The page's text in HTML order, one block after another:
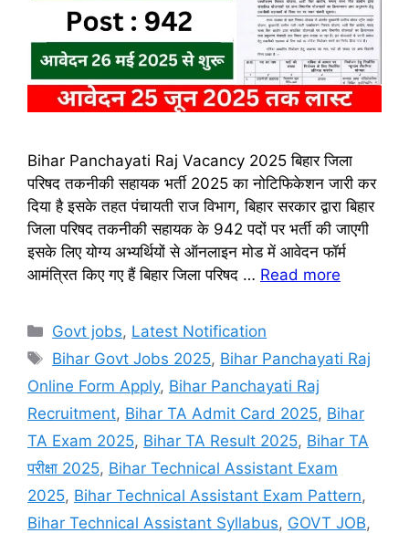
Bihar Panchayati Raj Vacancy 2025 बिहार जिला
परिषद तकनीकी सहायक भर्ती 2025 का नोटिफिकेशन जारी कर
दिया है इसके तहत पंचायती राज विभाग, बिहार सरकार द्वारा बिहार
जिला परिषद तकनीकी सहायक के 942 पदों पर भर्ती की जाएगी
इसके लिए योग्य अभ्यर्थियों से ऑनलाइन मोड में आवेदन फॉर्म
आमंत्रित किए गए हैं बिहार जिला परिषद … Read more
Categories
Govt jobs, Latest Notification
Tags
Bihar Govt Jobs 2025, Bihar Panchayati Raj
Online Form Apply, Bihar Panchayati Raj
Recruitment, Bihar TA Admit Card 2025, Bihar
TA Exam 2025, Bihar TA Result 2025, Bihar TA
परीक्षा 2025, Bihar Technical Assistant Exam
2025, Bihar Technical Assistant Exam Pattern,
Bihar Technical Assistant Syllabus, GOVT JOB,